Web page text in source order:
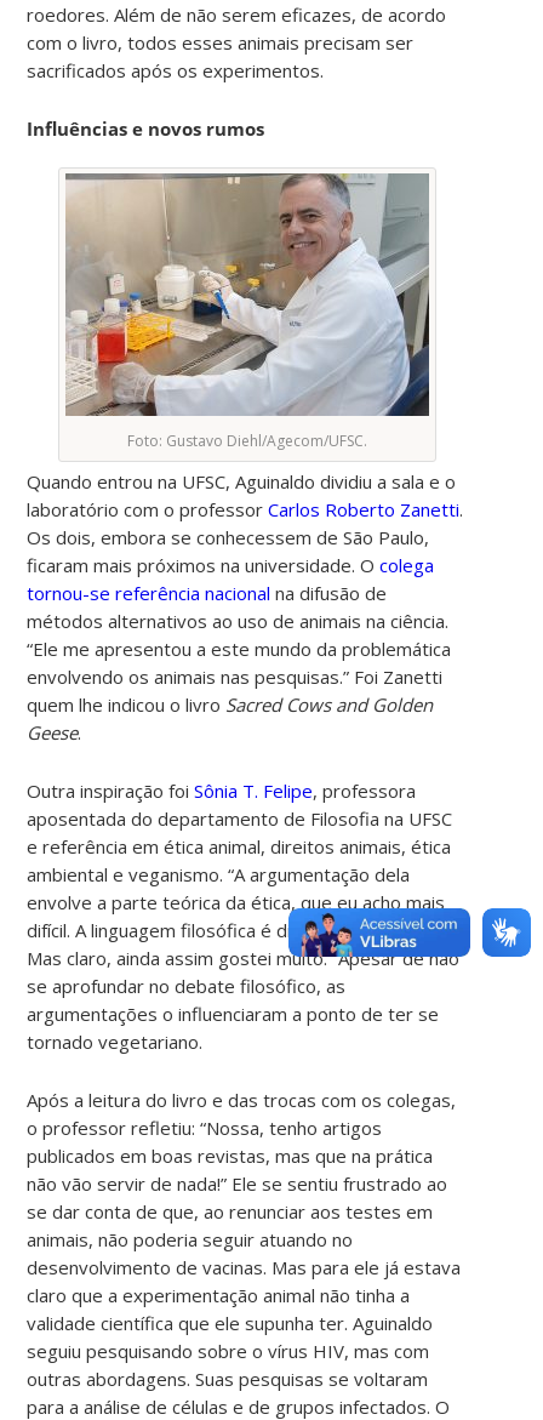
roedores. Além de não serem eficazes, de acordo
com o livro, todos esses animais precisam ser
sacrificados após os experimentos.
Influências e novos rumos
Foto: Gustavo Diehl/Agecom/UFSC.
Quando entrou na UFSC, Aguinaldo dividiu a sala e o
laboratório com o professorCarlos Roberto Zanetti.
Os dois, embora se conhecessem de São Paulo,
ficaram mais próximos na universidade. Ocolega
tornou-se referência nacional na difusão de
métodos alternativos ao uso de animais na ciência.
“Ele me apresentou a este mundo da problemática
envolvendo os animais nas pesquisas.” Foi Zanetti
quem lhe indicou o livro Sacred Cows and Golden
Geese.
Outra inspiração foiSônia T. Felipe, professora
aposentada do departamento de Filosofia na UFSC
e referência em ética animal, direitos animais, ética
ambiental e veganismo. “A argumentação dela
envolve a parte teórica da ética, que eu acho mais
difícil. A linguagem filosófica é diferente da minha.
Mas claro, ainda assim gostei muito.” Apesar de não
se aprofundar no debate filosófico, as
argumentações o influenciaram a ponto de ter se
tornado vegetariano.
Após a leitura do livro e das trocas com os colegas,
o professor refletiu: “Nossa, tenho artigos
publicados em boas revistas, mas quena prática
não vão servir de nada!” Ele se sentiu frustrado ao
se dar conta de que, ao renunciar aos testes em
animais, não poderia seguir atuando no
desenvolvimento de vacinas. Mas para ele já estava
claro que a experimentação animal não tinha a
validade científica que ele supunha ter. Aguinaldo
seguiu pesquisando sobre o vírus HIV, mas com
outras abordagens. Suas pesquisas se voltaram
para a análise de células e de grupos infectados. O